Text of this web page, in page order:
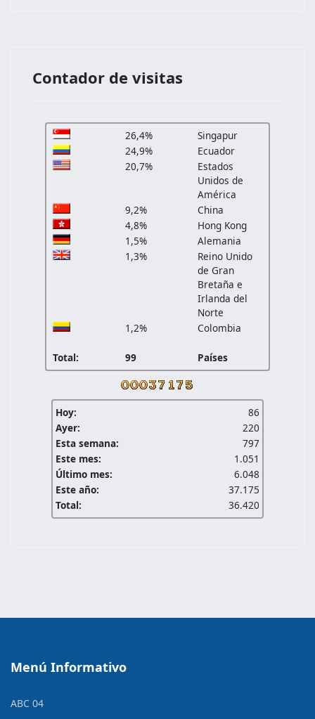
Contador de visitas
26,4%
Singapur
24,9%
Ecuador
20,7%
Estados
Unidos de
América
9,2%
China
4,8%
Hong Kong
1,5%
Alemania
1,3%
Reino Unido
de Gran
Bretaña e
Irlanda del
Norte
1,2%
Colombia
Total: 99 Países
Hoy:
86
Ayer:
220
Esta semana:
797
Este mes:
1.051
Último mes:
6.048
Este año:
37.175
Total:
36.420
Menú Informativo
ABC 04